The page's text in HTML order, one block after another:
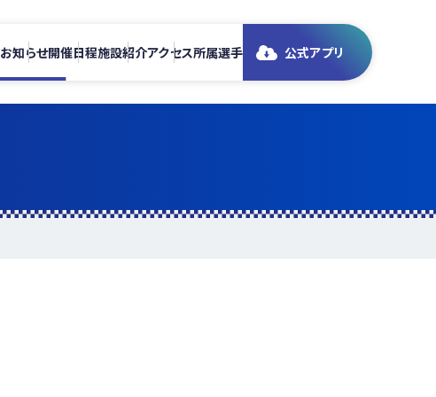
お知らせ開催日程施設紹介アクセス所属選手 公式アプリ